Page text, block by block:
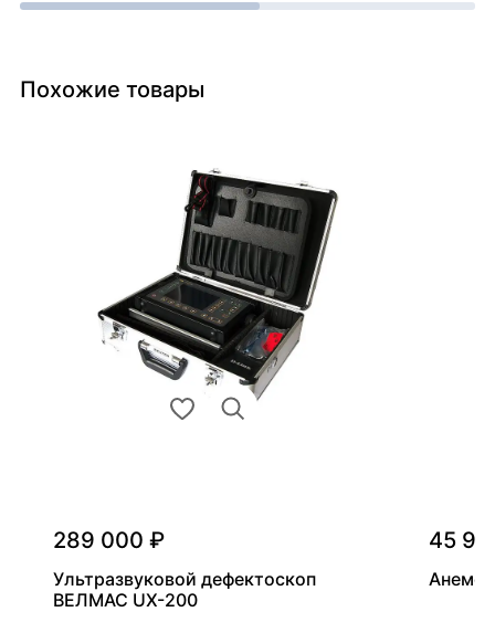
Похожие товары
289 000 ₽
Ультразвуковой дефектоскоп
ВЕЛМАС UX-200
45